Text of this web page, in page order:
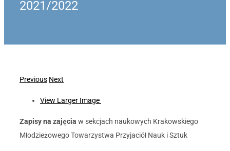
2021/2022
Previous Next
View Larger Image
Zapisy na zajęcia w sekcjach naukowych Krakowskiego
Młodzieżowego Towarzystwa Przyjaciół Nauk i Sztuk